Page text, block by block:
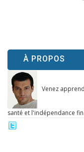
À PROPOS
Venez
santé et l'indépendance